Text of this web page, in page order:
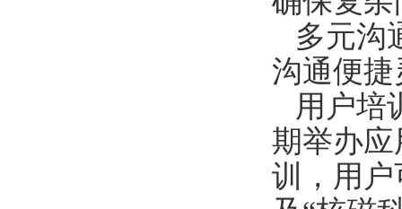
多元沟
沟通便
用户培
期举办
训，用